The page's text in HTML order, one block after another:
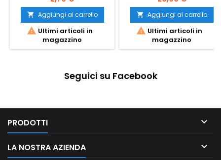
 Aggiungi al carrello
 Ultimi articoli in
magazzino
 Aggiungi al carrello
 Ultimi articoli in
magazzino
Seguici su Facebook
PRODOTTI 
LA NOSTRA AZIENDA 